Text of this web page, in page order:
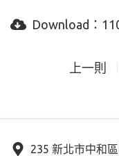
Download：
上一則
235 新北市中和